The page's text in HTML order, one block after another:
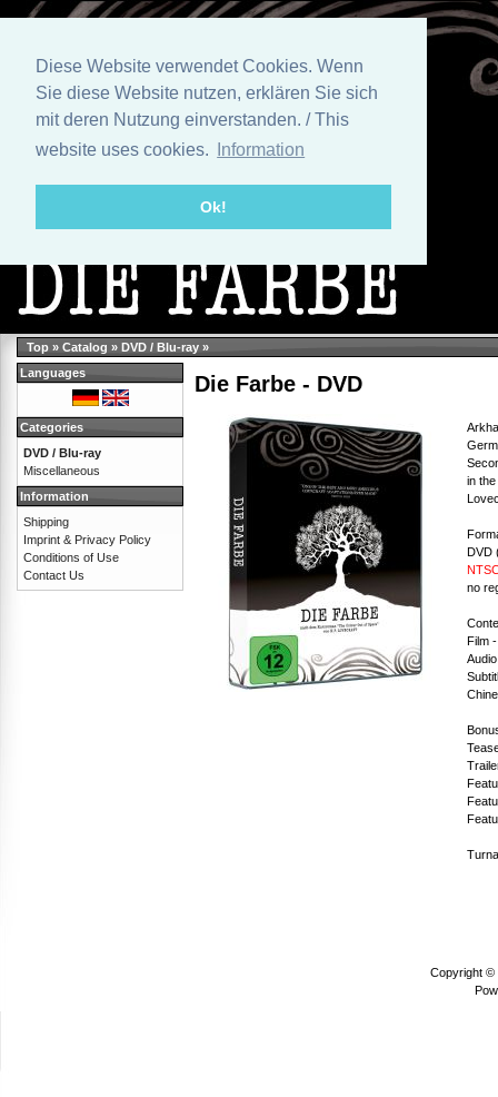
Diese Website verwendet Cookies. Wenn
Sie diese Website nutzen, erklären Sie sich
mit deren Nutzung einverstanden. / This
website uses cookies.
Information
Ok!
Top » Catalog » DVD / Blu-ray »
Die Farbe - DVD
in
DVD
no
Film
Languages
Categories
DVD / Blu-ray
Miscellaneous
Information
Shipping
Imprint & Privacy Policy
Conditions of Use
Contact Us
Copyright